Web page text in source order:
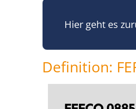
Hier geht es
Definition: